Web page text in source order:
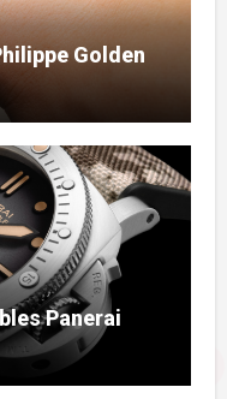
Golden
Panerai